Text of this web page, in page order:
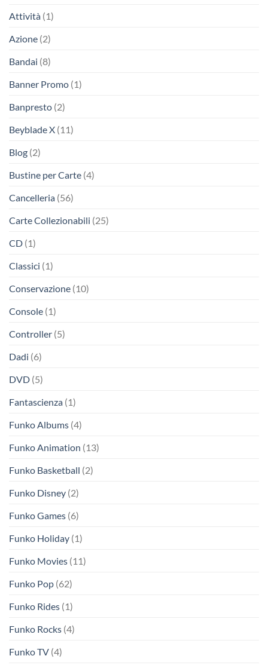
Attività (1)
Azione (2)
Bandai (8)
Banner Promo (1)
Banpresto (2)
Beyblade X (11)
Blog (2)
Bustine per Carte (4)
Cancelleria (56)
Carte Collezionabili (25)
CD (1)
Classici (1)
Conservazione (10)
Console (1)
Controller (5)
Dadi (6)
DVD (5)
Fantascienza (1)
Funko Albums (4)
Funko Animation (13)
Funko Basketball (2)
Funko Disney (2)
Funko Games (6)
Funko Holiday (1)
Funko Movies (11)
Funko Pop (62)
Funko Rides (1)
Funko Rocks (4)
Funko TV (4)